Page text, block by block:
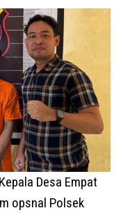
Desa Empat
opsnal Polsek